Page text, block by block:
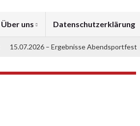
Über uns Datenschutzerklärung
15.07.2026 – Ergebnisse Abendsportfest